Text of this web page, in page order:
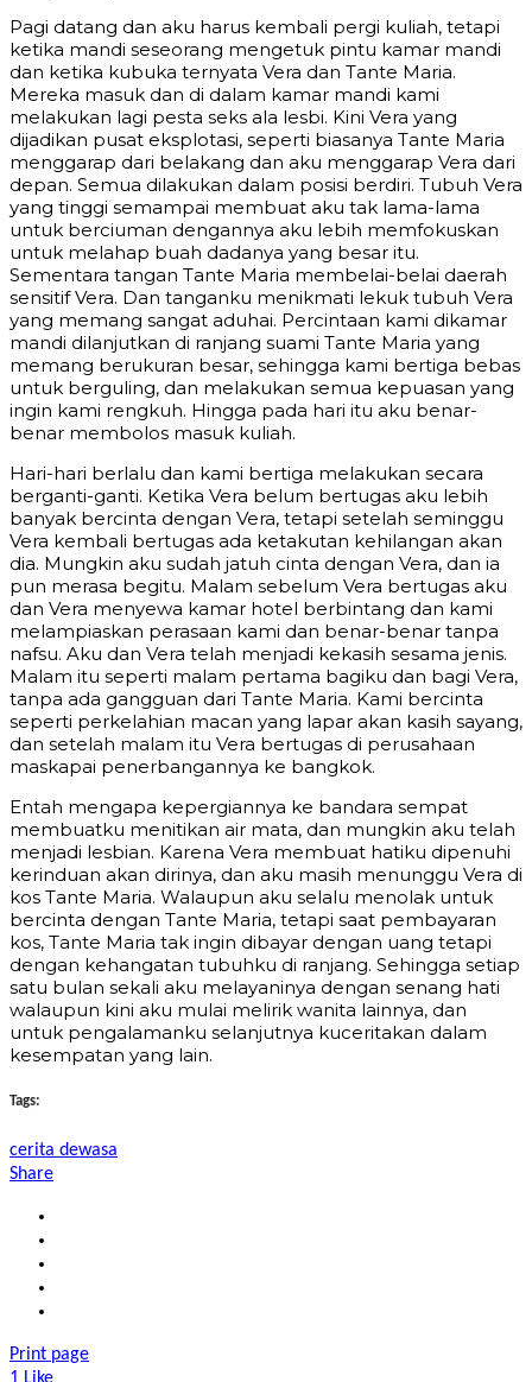
Pagi datang dan aku harus kembali pergi kuliah, tetapi
ketika mandi seseorang mengetuk pintu kamar mandi
dan ketika kubuka ternyata Vera dan Tante Maria.
Mereka masuk dan di dalam kamar mandi kami
melakukan lagi pesta seks ala lesbi. Kini Vera yang
dijadikan pusat eksplotasi, seperti biasanya Tante Maria
menggarap dari belakang dan aku menggarap Vera dari
depan. Semua dilakukan dalam posisi berdiri. Tubuh Vera
yang tinggi semampai membuat aku tak lama-lama
untuk berciuman dengannya aku lebih memfokuskan
untuk melahap buah dadanya yang besar itu.
Sementara tangan Tante Maria membelai-belai daerah
sensitif Vera. Dan tanganku menikmati lekuk tubuh Vera
yang memang sangat aduhai. Percintaan kami dikamar
mandi dilanjutkan di ranjang suami Tante Maria yang
memang berukuran besar, sehingga kami bertiga bebas
untuk berguling, dan melakukan semua kepuasan yang
ingin kami rengkuh. Hingga pada hari itu aku benar-
benar membolos masuk kuliah.
Hari-hari berlalu dan kami bertiga melakukan secara
berganti-ganti. Ketika Vera belum bertugas aku lebih
banyak bercinta dengan Vera, tetapi setelah seminggu
Vera kembali bertugas ada ketakutan kehilangan akan
dia. Mungkin aku sudah jatuh cinta dengan Vera, dan ia
pun merasa begitu. Malam sebelum Vera bertugas aku
dan Vera menyewa kamar hotel berbintang dan kami
melampiaskan perasaan kami dan benar-benar tanpa
nafsu. Aku dan Vera telah menjadi kekasih sesama jenis.
Malam itu seperti malam pertama bagiku dan bagi Vera,
tanpa ada gangguan dari Tante Maria. Kami bercinta
seperti perkelahian macan yang lapar akan kasih sayang,
dan setelah malam itu Vera bertugas di perusahaan
maskapai penerbangannya ke bangkok.
Entah mengapa kepergiannya ke bandara sempat
membuatku menitikan air mata, dan mungkin aku telah
menjadi lesbian. Karena Vera membuat hatiku dipenuhi
kerinduan akan dirinya, dan aku masih menunggu Vera di
kos Tante Maria. Walaupun aku selalu menolak untuk
bercinta dengan Tante Maria, tetapi saat pembayaran
kos, Tante Maria tak ingin dibayar dengan uang tetapi
dengan kehangatan tubuhku di ranjang. Sehingga setiap
satu bulan sekali aku melayaninya dengan senang hati
walaupun kini aku mulai melirik wanita lainnya, dan
untuk pengalamanku selanjutnya kuceritakan dalam
kesempatan yang lain.
Tags:
cerita dewasa
Share
Print page
1 Like